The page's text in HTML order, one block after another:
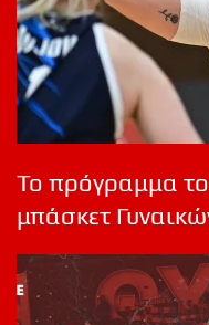
Το πρόγραμμα
μπάσκετ